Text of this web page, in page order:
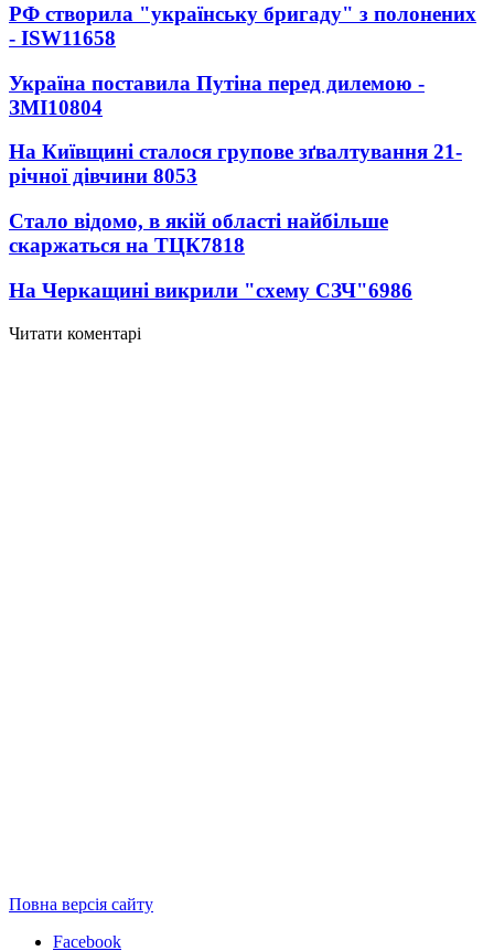
РФ створила "українську бригаду" з полонених
- ISW11658
Україна поставила Путіна перед дилемою -
ЗМІ10804
На Київщині сталося групове зґвалтування 21-
річної дівчини 8053
Стало відомо, в якій області найбільше
скаржаться на ТЦК7818
На Черкащині викрили "схему СЗЧ"6986
Читати коментарі
Повна версія сайту
Facebook